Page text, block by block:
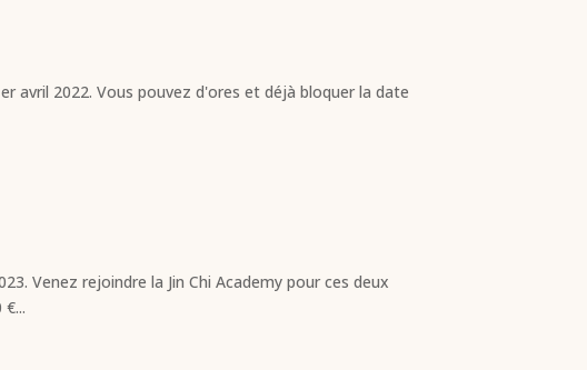
avril 2022. Vous pouvez d'ores et déjà bloquer la date
Venez rejoindre la Jin Chi Academy pour ces deux